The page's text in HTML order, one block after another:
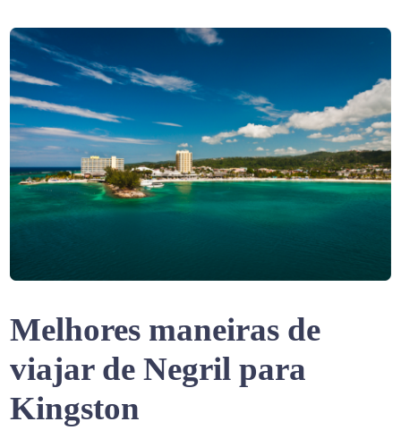
Melhores maneiras de
viajar de Negril para
Kingston